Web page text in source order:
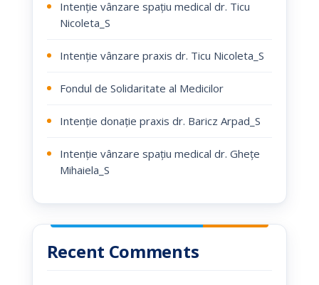
Intenție vânzare spațiu medical dr. Ticu
Nicoleta_S
Intenție vânzare praxis dr. Ticu Nicoleta_S
Fondul de Solidaritate al Medicilor
Intenție donație praxis dr. Baricz Arpad_S
Intenție vânzare spațiu medical dr. Ghețe
Mihaiela_S
Recent Comments